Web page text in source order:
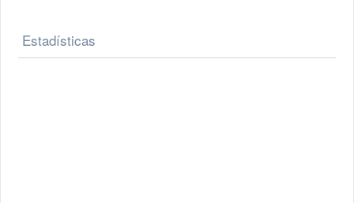
Estadísticas